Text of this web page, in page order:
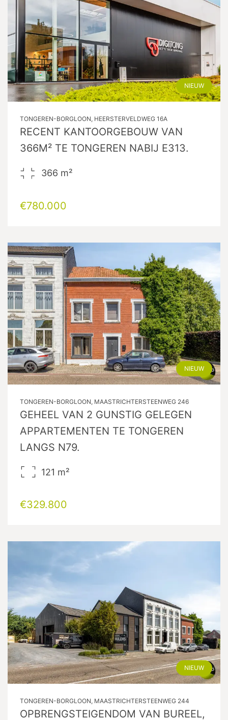
NIEUW
TONGEREN-BORGLOON, HEERSTERVELDWEG 16A
RECENT KANTOORGEBOUW VAN
366M² TE TONGEREN NABIJ E313.
366 m²
€780.000
NIEUW
TONGEREN-BORGLOON, MAASTRICHTERSTEENWEG 246
GEHEEL VAN 2 GUNSTIG GELEGEN
APPARTEMENTEN TE TONGEREN
LANGS N79.
121 m²
€329.800
NIEUW
TONGEREN-BORGLOON, MAASTRICHTERSTEENWEG 244
OPBRENGSTEIGENDOM VAN BUREEL,